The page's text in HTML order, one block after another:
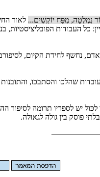
נִמְלְטָה, מִפַּח יוֹקְשִׁים... לאור
כל העבודות הפובליציסטיות,
נחשף לחידת הקיום,
שהלכו והסתבכו,
יש לספריו תרומה לסיפור
פוסק בין גולה לגאולה.